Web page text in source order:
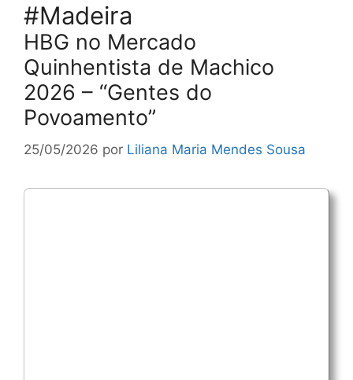
#Madeira
HBG no Mercado
Quinhentista de Machico
2026 – “Gentes do
Povoamento”
25/05/2026 por Liliana Maria Mendes Sousa